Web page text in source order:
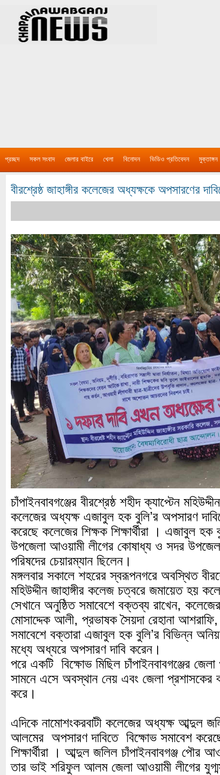
প্রচ্ছদ সকল সংবাদ জেলার বাইরে খেলা বিনোদন ভিডিও প্রতিবেদন মুক্তাঙ্গন
বীরশ্রেষ্ঠ জাহাঙ্গীর কলেজের অধ্যক্ষকে অপসারণের
চাঁপাইনবাবগঞ্জের বীরশ্রেষ্ঠ শহীদ ক্যাপ্টেন
কলেজের অধ্যক্ষ এজাবুল হক বুলি’র অপসারণ
করেছে কলেজের শিক্ষক শিক্ষার্থীরা । এজাবুল হক
উপজেলা আওয়ামী লীগের কোষাধ্য ও সদর
পরিষদের চেয়ারম্যান ছিলেন।
মঙ্গলবার সকালে শহরের স্বরূপনগরে অবস্থিত
মহিউদ্দীন জাহাঙ্গীর কলেজ চত্বরে জমায়েত হয়
সেখানে অনুষ্ঠিত সমাবেশে বক্তব্য রাখেন,
মোসাদ্দেক আলী, প্রভাষক সৈয়দা রেহানা
সমাবেশে বক্তারা এজাবুল হক বুলি’র বিভিন্ন
মধ্যে অধ্যরে অপসারণ দাবি করেন।
পরে একটি বিক্ষোভ মিছিল চাঁপাইনবাবগঞ্জের জেলা
সামনে এসে অবস্থান নেয় এবং জেলা প্রশাসকের
করে।
এদিকে নামোশংকরবাটী কলেজের অধ্যক্ষ আব্দুল
আলমের অপসারণ দাবিতে বিক্ষোভ সমাবেশ
শিক্ষার্থীরা । আব্দুল জলিল চাঁপাইনবাবগঞ্জ পৌর
তার ভাই শরিফুল আলম জেলা আওয়ামী লীগের